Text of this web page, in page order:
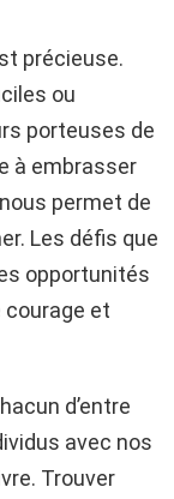
précieuse.
ou
porteuses de
à embrasser
permet de
Les défis que
opportunités
courage et
d’entre
avec nos
Trouver